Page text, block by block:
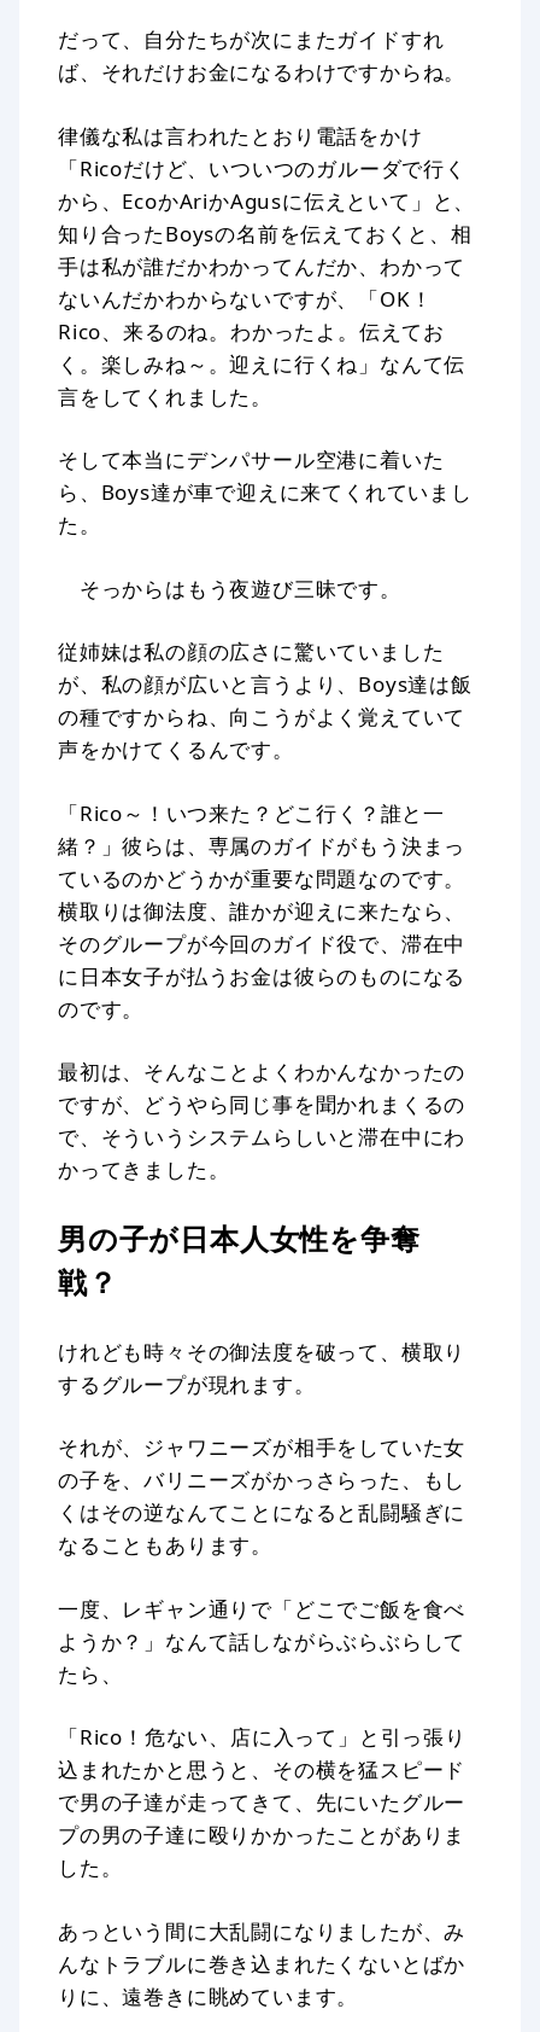
だって、自分たちが次にまたガイドすれ
ば、それだけお金になるわけですからね。
律儀な私は言われたとおり電話をかけ
「Ricoだけど、いついつのガルーダで行く
から、EcoかAriかAgusに伝えといて」と、
知り合ったBoysの名前を伝えておくと、相
手は私が誰だかわかってんだか、わかって
ないんだかわからないですが、「OK！
Rico、来るのね。わかったよ。伝えてお
く。楽しみね～。迎えに行くね」なんて伝
言をしてくれました。
そして本当にデンパサール空港に着いた
ら、Boys達が車で迎えに来てくれていまし
た。
そっからはもう夜遊び三昧です。
従姉妹は私の顔の広さに驚いていました
が、私の顔が広いと言うより、Boys達は飯
の種ですからね、向こうがよく覚えていて
声をかけてくるんです。
「Rico～！いつ来た？どこ行く？誰と一
緒？」彼らは、専属のガイドがもう決まっ
ているのかどうかが重要な問題なのです。
横取りは御法度、誰かが迎えに来たなら、
そのグループが今回のガイド役で、滞在中
に日本女子が払うお金は彼らのものになる
のです。
最初は、そんなことよくわかんなかったの
ですが、どうやら同じ事を聞かれまくるの
で、そういうシステムらしいと滞在中にわ
かってきました。
男の子が日本人女性を争奪
戦？
けれども時々その御法度を破って、横取り
するグループが現れます。
それが、ジャワニーズが相手をしていた女
の子を、バリニーズがかっさらった、もし
くはその逆なんてことになると乱闘騒ぎに
なることもあります。
一度、レギャン通りで「どこでご飯を食べ
ようか？」なんて話しながらぶらぶらして
たら、
「Rico！危ない、店に入って」と引っ張り
込まれたかと思うと、その横を猛スピード
で男の子達が走ってきて、先にいたグルー
プの男の子達に殴りかかったことがありま
した。
あっという間に大乱闘になりましたが、み
んなトラブルに巻き込まれたくないとばか
りに、遠巻きに眺めています。